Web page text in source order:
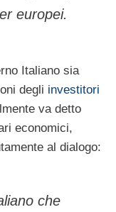
europei.
Italiano sia
degli investitori
va detto
economici,
al dialogo:
che